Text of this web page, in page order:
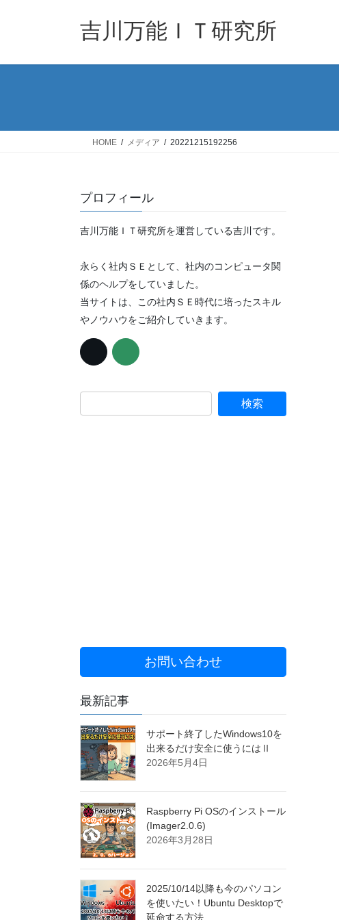
吉川万能ＩＴ研究所
HOME メディア 20221215192256
プロフィール
吉川万能ＩＴ研究所を運営している吉川です。
永らく社内ＳＥとして、社内のコンピュータ関
係のヘルプをしていました。
当サイトは、この社内ＳＥ時代に培ったスキル
やノウハウをご紹介していきます。
お問い合わせ
最新記事
サポート終了したWindows10を
出来るだけ安全に使うにはⅡ
2026年5月4日
Raspberry Pi OSのインストール
(Imager2.0.6)
2026年3月28日
2025/10/14以降も今のパソコン
を使いたい！Ubuntu Desktopで
延命する方法